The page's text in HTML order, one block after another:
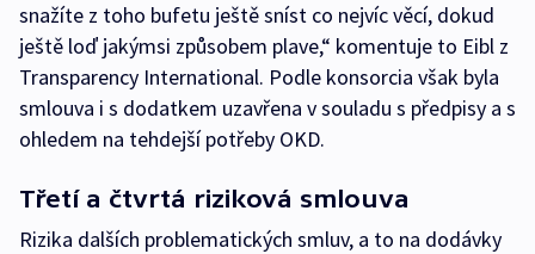
snažíte z toho bufetu ještě sníst co nejvíc věcí, dokud
ještě loď jakýmsi způsobem plave,“ komentuje to Eibl z
Transparency International. Podle konsorcia však byla
smlouva i s dodatkem uzavřena v souladu s předpisy a s
ohledem na tehdejší potřeby OKD.
Třetí a čtvrtá riziková smlouva
Rizika dalších problematických smluv, a to na dodávky